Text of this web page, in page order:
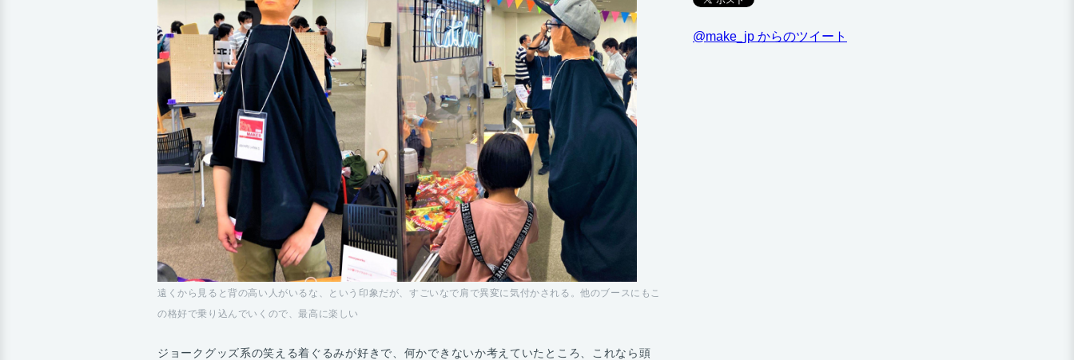
遠くから見ると背の高い人がいるな、という印象だが、すごいなで肩で異変に気付かされる。他のブースにもこ
の格好で乗り込んでいくので、最高に楽しい
ジョークグッズ系の笑える着ぐるみが好きで、何かできないか考えていたところ、これなら頭
@make_jp からのツイート